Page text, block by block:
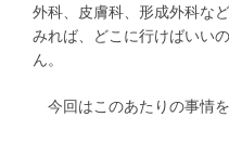
外科、皮膚科、形成外科な
みれば、どこに行けばいい
ん。
今回はこのあたりの事情